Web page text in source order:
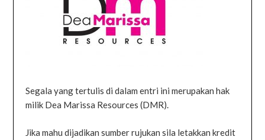
Segala yang tertulis di dalam entri ini merupakan hak
milik Dea Marissa Resources (DMR).
Jika mahu dijadikan sumber rujukan sila letakkan kredit